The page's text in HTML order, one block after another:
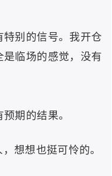
别的信号。我开仓
临场的感觉，没有
期的结果。
想想也挺可怜的。